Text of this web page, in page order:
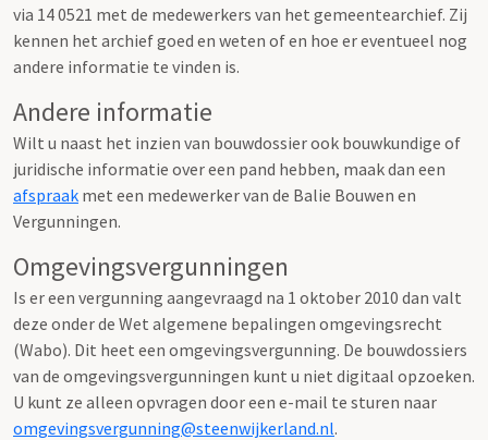
via 14 0521 met de medewerkers van het gemeentearchief. Zij
kennen het archief goed en weten of en hoe er eventueel nog
andere informatie te vinden is.
Andere informatie
Wilt u naast het inzien van bouwdossier ook bouwkundige of
juridische informatie over een pand hebben, maak dan een
afspraak met een medewerker van de Balie Bouwen en
Vergunningen.
Omgevingsvergunningen
Is er een vergunning aangevraagd na 1 oktober 2010 dan valt
deze onder de Wet algemene bepalingen omgevingsrecht
(Wabo). Dit heet een omgevingsvergunning. De bouwdossiers
van de omgevingsvergunningen kunt u niet digitaal opzoeken.
U kunt ze alleen opvragen door een e-mail te sturen naar
omgevingsvergunning@steenwijkerland.nl.